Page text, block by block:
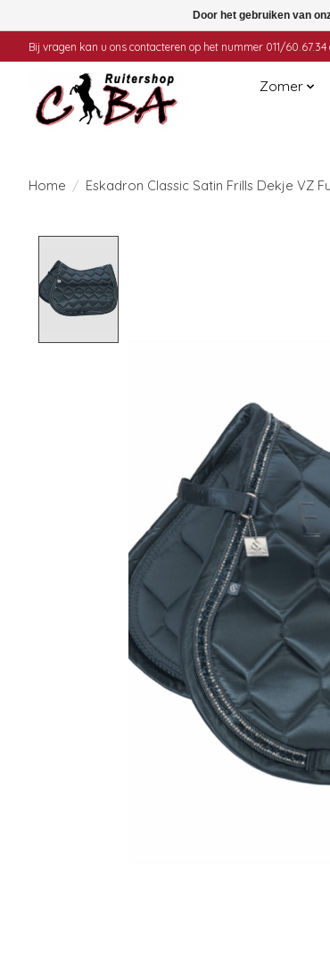
Bij vragen kan u ons contacteren op het nummer 011/60.67.34
Zomer
Home / Eskadron Classic Satin Frills Dekje VZ
Door het gebruiken van